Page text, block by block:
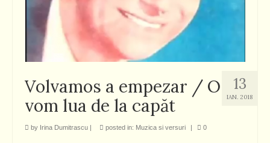
13
IAN. 2018
Volvamos a empezar / O
vom lua de la capăt
by Irina Dumitrascu | posted in: Muzica si versuri | 0